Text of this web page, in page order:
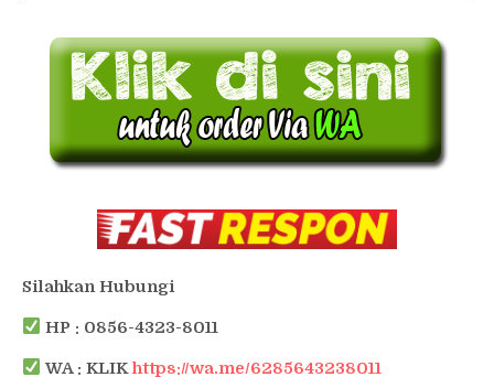
Silahkan Hubungi
HP : 0856-4323-8011
WA : KLIKhttps://wa.me/6285643238011